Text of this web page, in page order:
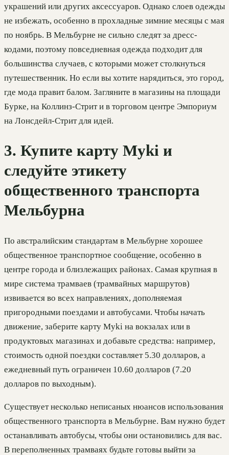
украшений или других аксессуаров. Однако слоев одежды
не избежать, особенно в прохладные зимние месяцы с мая
по ноябрь. В Мельбурне не сильно следят за дресс-
кодами, поэтому повседневная одежда подходит для
большинства случаев, с которыми может столкнуться
путешественник. Но если вы хотите нарядиться, это город,
где мода правит балом. Загляните в магазины на площади
Бурке, на Коллинз-Стрит и в торговом центре Эмпориум
на Лонсдейл-Стрит для идей.
3. Купите карту Myki и
следуйте этикету
общественного транспорта
Мельбурна
По австралийским стандартам в Мельбурне хорошее
общественное транспортное сообщение, особенно в
центре города и близлежащих районах. Самая крупная в
мире система трамваев (трамвайных маршрутов)
извивается во всех направлениях, дополняемая
пригородными поездами и автобусами. Чтобы начать
движение, заберите карту Myki на вокзалах или в
продуктовых магазинах и добавьте средства: например,
стоимость одной поездки составляет 5.30 долларов, а
ежедневный путь ограничен 10.60 долларов (7.20
долларов по выходным).
Существует несколько неписаных нюансов использования
общественного транспорта в Мельбурне. Вам нужно будет
останавливать автобусы, чтобы они остановились для вас.
В переполненных трамваях будьте готовы выйти за